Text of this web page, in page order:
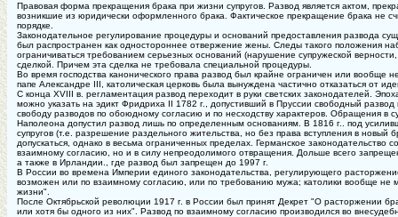
Правовая форма прекращения брака при жизни супругов. Развод является актом,
возникшие из юридически оформленного брака. Фактическое прекращение брака не
порядке.
Законодательное регулирование процедуры и оснований предоставления развода
был распространен как одностороннее отвержение жены. Следы такого положения
ограничиваться требованием серьезных оснований (нарушение супружеской
сделкой. Причем эта сделка не требовала специальной процедуры.
Во время господства канонического права развод был крайне ограничен или вообще
папе Александре III, католическая церковь была вынуждена частично отказаться от
С конца XVIII в. регламентация развод переходит в руки светских законодателей.
можно указать на эдикт Фридриха II 1782 г., допустивший в Пруссии свободный
свободу разводов по обоюдному согласию и по несходству характеров. Обращения в
Наполеона допустил развод лишь по определенным основаниям. В 1816 г.. под
супругов (т.е. разрешение раздельного жительства, но без права вступления в
допускаться, однако в весьма ограниченных пределах. Германское законодательство
взаимному согласию, но и в силу непреодолимого отвращения. Дольше всего
а также в Ирландии., где развод был запрещен до 1997 г.
В России во времена Империи единого законодательства, регулирующего
возможен или по взаимному согласию, или по требованию мужа; католики вообще не
жизни".
После Октябрьской революции 1917 г. в России был принят Декрет "О расторжении
или хотя бы одного из них". Развод по взаимному согласию производился во